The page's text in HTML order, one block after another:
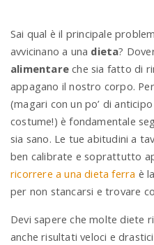
Sai qual è il principale
avvicinano a una dieta?
alimentare che sia fatto di
appagano il nostro corpo. Per
(magari con un po’ di
costume!) è fondamentale
sia sano. Le tue abitudini a
ben calibrate e soprattutto
ricorrere a una dieta ferra è
per non stancarsi e trovare
Devi sapere che molte diete
anche risultati veloci e